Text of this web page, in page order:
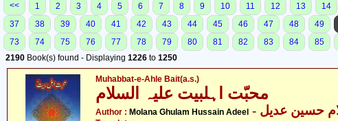
<< 1 2 3 4 5 6 7 8 9 10 11 12 13 14
37
38 39 40 41 42 43 44 45 46 47 48 49
73
74 75 76 77 78 79 80 81 82 83 84 85
2190 Book(s) found - Displaying 1226 to 1250
Muhabbat-e-Ahle Bait(a.s.)
Author : Molana Ghulam Hussain Adeel حسین عدیل